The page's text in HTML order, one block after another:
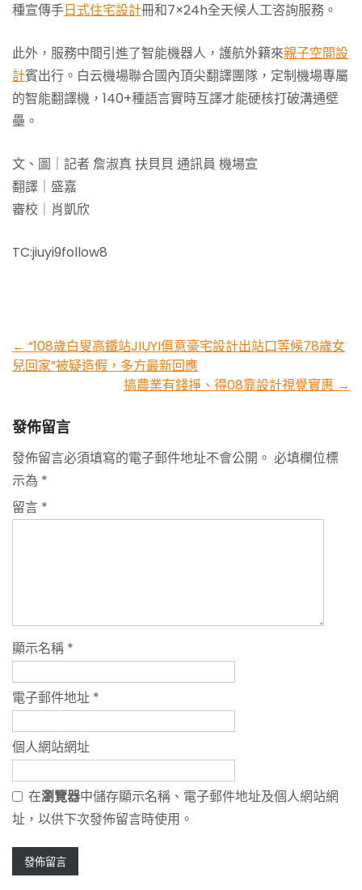
種宣傳手日式住宅設計冊和7×24h全天候人工咨詢服務。
此外，服務中間引進了智能機器人，護航外籍來親子空間設
計賓出行。白云機場聯合國內頂尖翻譯團隊，定制機場專屬
的智能翻譯機，140+種語言實時互譯才能硬核打破溝通壁
壘。
文、圖｜記者 詹淑真 扶貝貝 通訊員 機場宣
翻譯｜盛嘉
審校｜肖凱欣
TC:jiuyi9follow8
Post
navigation
← “108歲白叟高鐵站JIUYI俱意豪宅設計出站口等候78歲女
兒回家”被疑造假，多方最新回應
搞農業有錢掙、得08靠設計視覺實惠 →
發佈留言
發佈留言必須填寫的電子郵件地址不會公開。 必填欄位標
示為 *
留言 *
顯示名稱 *
電子郵件地址 *
個人網站網址
在瀏覽器中儲存顯示名稱、電子郵件地址及個人網站網
址，以供下次發佈留言時使用。